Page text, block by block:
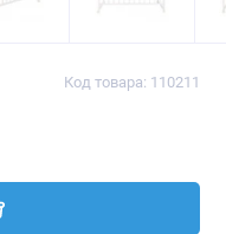
Код товара: 110211